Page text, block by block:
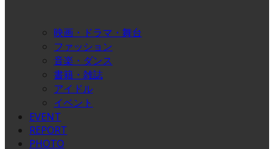
映画・ドラマ・舞台
ファッション
音楽・ダンス
書籍・雑誌
アイドル
イベント
EVENT
REPORT
PHOTO